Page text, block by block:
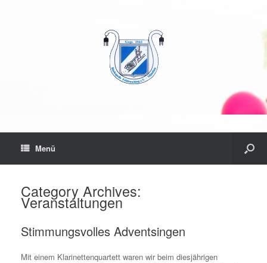
Menü
Category Archives:
Veranstaltungen
Stimmungsvolles Adventsingen
Mit einem Klarinettenquartett waren wir beim diesjährigen